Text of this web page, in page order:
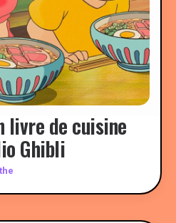
livre de cuisine
Ghibli